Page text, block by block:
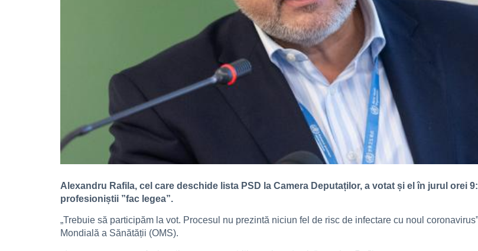
Alexandru Rafila, cel care deschide lista PSD la Camera Deputaților, a votat și el în jurul orei
profesioniștii ”fac legea”.
„Trebuie să participăm la vot. Procesul nu prezintă niciun fel de risc de infectare cu noul
Mondială a Sănătății (OMS).